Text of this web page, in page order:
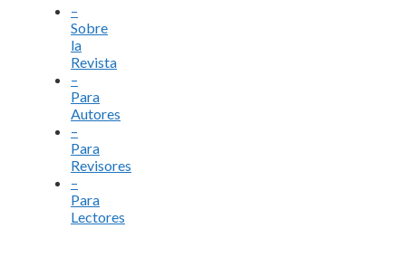
–
Sobre
la
Revista
–
Para
Autores
–
Para
Revisores
–
Para
Lectores